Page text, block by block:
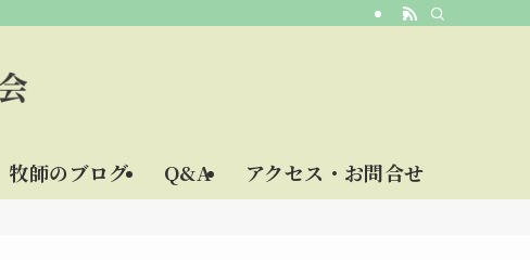
牧師のブログ Q&A アクセス・お問合せ